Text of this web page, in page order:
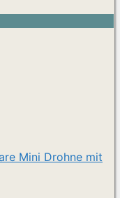
Mini Drohne mit